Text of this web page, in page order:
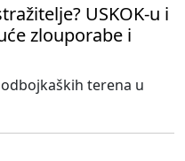
USKOK-u i
zlouporabe i
terena u